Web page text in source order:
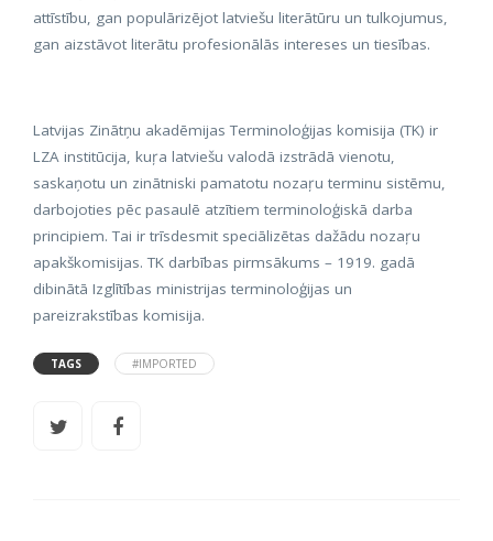
attīstību, gan populārizējot latviešu literātūru un tulkojumus,
gan aizstāvot literātu profesionālās intereses un tiesības.
Latvijas Zinātņu akadēmijas Terminoloģijas komisija (TK) ir
LZA institūcija, kuŗa latviešu valodā izstrādā vienotu,
saskaņotu un zinātniski pamatotu nozaŗu terminu sistēmu,
darbojoties pēc pasaulē atzītiem terminoloģiskā darba
principiem. Tai ir trīsdesmit speciālizētas dažādu nozaŗu
apakškomisijas. TK darbības pirmsākums – 1919. gadā
dibinātā Izglītības ministrijas terminoloģijas un
pareizrakstības komisija.
TAGS #IMPORTED